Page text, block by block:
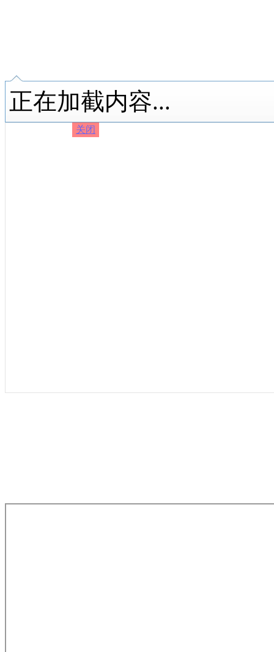
正在加截内容...
关闭